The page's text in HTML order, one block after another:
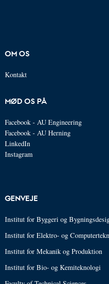
OM OS
Kontakt
MØD OS PÅ
Facebook - AU Engineering
Facebook - AU Herning
LinkedIn
Instagram
GENVEJE
Institut for Byggeri og
Institut for Elektro- og
Institut for Mekanik og Produktion
Institut for Bio- og Kemiteknologi